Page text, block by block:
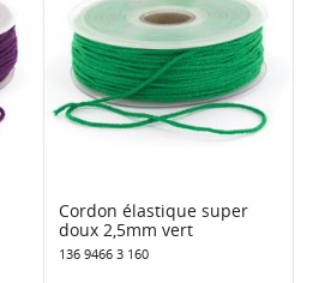
Cordon élastique super
doux 2,5mm vert
136 9466 3 160